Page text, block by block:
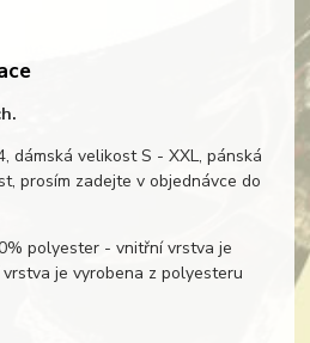
dámská velikost S - XXL, pánská
prosím zadejte v objednávce do
polyester - vnitřní vrstva je
je vyrobena z polyesteru